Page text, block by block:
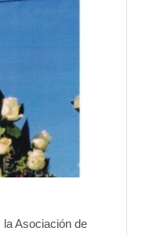
Asociación de